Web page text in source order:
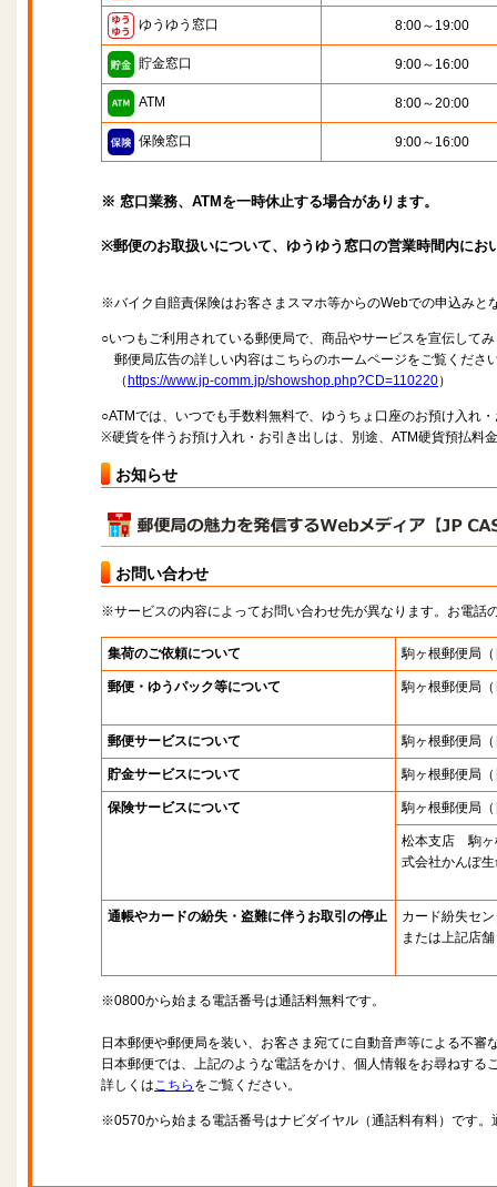
ゆうゆう窓口 8:00～19:00
貯金窓口 9:00～16:00
ATM 8:00～20:00
保険窓口 9:00～16:00
※ 窓口業務、ATMを一時休止する場合があります。
※郵便のお取扱いについて、ゆうゆう窓口の営業時間内に
※バイク自賠責保険はお客さまスマホ等からのWebでの申込みと
○いつもご利用されている郵便局で、商品やサービスを宣伝して
郵便局広告の詳しい内容はこちらのホームページをご覧くださ
（ https://www.jp-comm.jp/showshop.php?CD=110220）
○ATMでは、いつでも手数料無料で、ゆうちょ口座のお預け入れ
※硬貨を伴うお預け入れ・お引き出しは、別途、ATM硬貨預払料
お知らせ
お問い合わせ
※サービスの内容によってお問い合わせ先が異なります。お電話
集荷のご依頼について 駒ヶ根郵便局
郵便・ゆうパック等について 駒ヶ根郵便局
郵便サービスについて 駒ヶ根郵便局
貯金サービスについて 駒ヶ根郵便局
保険サービスについて 駒ヶ根郵便局
松本支店 駒ヶ
式会社かんぽ
通帳やカードの紛失・盗難に伴うお取引の停止
カード紛失セ
または上記店舗
※0800から始まる電話番号は通話料無料です。
日本郵便や郵便局を装い、お客さま宛てに自動音声等による不審
日本郵便では、上記のような電話をかけ、個人情報をお尋ねする
詳しくはこちら をご覧ください。
※0570から始まる電話番号はナビダイヤル（通話料有料）です